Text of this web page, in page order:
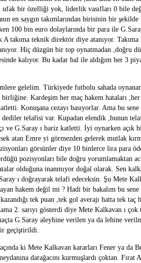
bir özelliği yok, liderlik vasıfları 0 bile
en saygın takımlarından birisinin bir
100 bin euro dolaylarında bir para ile
A takıma teknik direktör diye atanıyor.
Hiç düzgün bir top oynatmadan ,doğru
kalıyor. Bu kadar bal ile aldığım her 3
gelelim. Türkiyede futbolu sahada
birliğine. Kardeşim her maç hakem hataları
Konuşana cezayı basıyorlar. Ama bu
dediler telafisi var. Kupadan elendik ,bunun
ve G.Saray ı bariz katletti. İyi oynarken açık
atan Emre yi görmezden gelerek mutlak
görsünler diye 10 binlerce lira para
pozisyonları bile doğru yorumlamaktan
olduğuna inanmıyor doğal olarak. Sen
ı doğrayarak telafi edeceksin. Şu Mete
hakem değil mi ? Hadi bir bakalım bu
tek puan ,tek gol averajı hatta tek
2. sarıyı gösterdi diye Mete Kalkavan ı
G.Saray aleyhine verilen ya da lehine
geçiştirildi.
ki Mete Kalkavan kararları Fener ya da
darağacını kurmuşlardı çoktan. Fırat